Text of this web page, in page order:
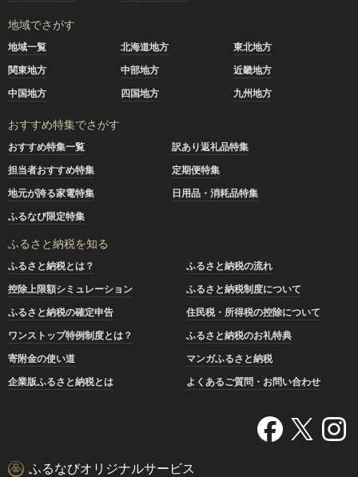
地域でさがす
地域一覧 北海道地方
東北地方
関東地方
中部地方
近畿地方
中国地方
四国地方 九州地方
おすすめ特集でさがす
おすすめ特集一覧
訳あり返礼品特集
担当者おすすめ特集
定期便特集
地元が誇る家電特集
日用品・消耗品特集
ふるなび限定特集
ふるさと納税を知る
ふるさと納税とは？
ふるさと納税の流れ
控除上限額シミュレーション
ふるさと納税制度について
ふるさと納税の確定申告
住民税・所得税の控除について
ワンストップ特例制度とは？
ふるさと納税のお礼特典
寄附金の使い道
マンガふるさと納税
企業版ふるさと納税とは
よくあるご質問・お問い合わせ
ふるなびオリジナルサービス